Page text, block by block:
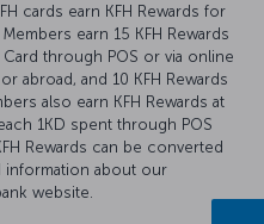
cards earn KFH Rewards for
earn 15 KFH Rewards
through POS or via online
abroad, and 10 KFH Rewards
also earn KFH Rewards at
1KD spent through POS
Rewards can be converted
information about our
website.